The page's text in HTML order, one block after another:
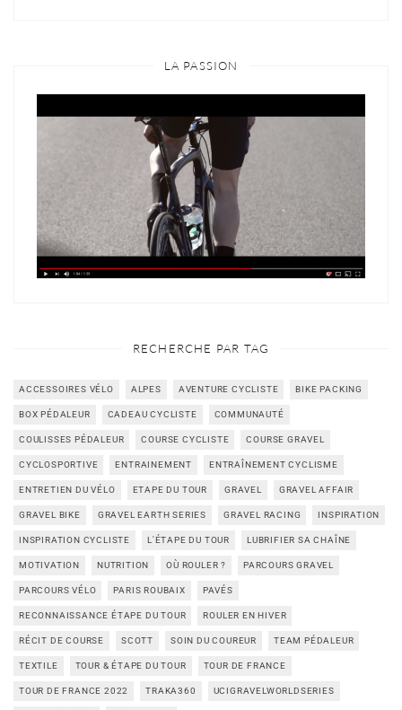
LA PASSION
RECHERCHE PAR TAG
ACCESSOIRES VÉLO ALPES AVENTURE CYCLISTE BIKE PACKING
BOX PÉDALEUR CADEAU CYCLISTE COMMUNAUTÉ
COULISSES PÉDALEUR COURSE CYCLISTE COURSE GRAVEL
CYCLOSPORTIVE ENTRAINEMENT ENTRAÎNEMENT CYCLISME
ENTRETIEN DU VÉLO ETAPE DU TOUR GRAVEL GRAVEL AFFAIR
GRAVEL BIKE GRAVEL EARTH SERIES GRAVEL RACING INSPIRATION
INSPIRATION CYCLISTE L'ÉTAPE DU TOUR LUBRIFIER SA CHAÎNE
MOTIVATION NUTRITION OÙ ROULER ? PARCOURS GRAVEL
PARCOURS VÉLO PARIS ROUBAIX PAVÉS
RECONNAISSANCE ÉTAPE DU TOUR ROULER EN HIVER
RÉCIT DE COURSE SCOTT SOIN DU COUREUR TEAM PÉDALEUR
TEXTILE TOUR & ÉTAPE DU TOUR TOUR DE FRANCE
TOUR DE FRANCE 2022 TRAKA360 UCIGRAVELWORLDSERIES